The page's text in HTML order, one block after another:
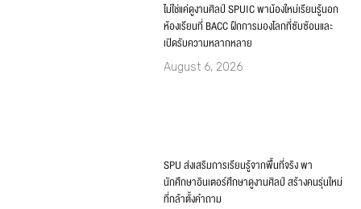
ไม่ใช่แค่ดูงานศิลป์ SPUIC พาน้องใหม่เรียนรู้นอก
ห้องเรียนที่ BACC ฝึกการมองโลกที่ซับซ้อนและ
เปิดรับความหลากหลาย
August 6, 2026
SPU ส่งเสริมการเรียนรู้จากพื้นที่จริง พา
นักศึกษาอินเตอร์ศึกษาดูงานศิลป์ สร้างคนรุ่นใหม่
ที่กล้าตั้งคำถาม